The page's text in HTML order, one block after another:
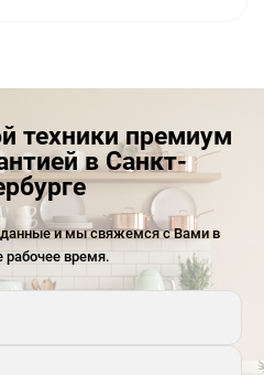
техники премиум
в Санкт-
данные и мы свяжемся с Вами в
время.